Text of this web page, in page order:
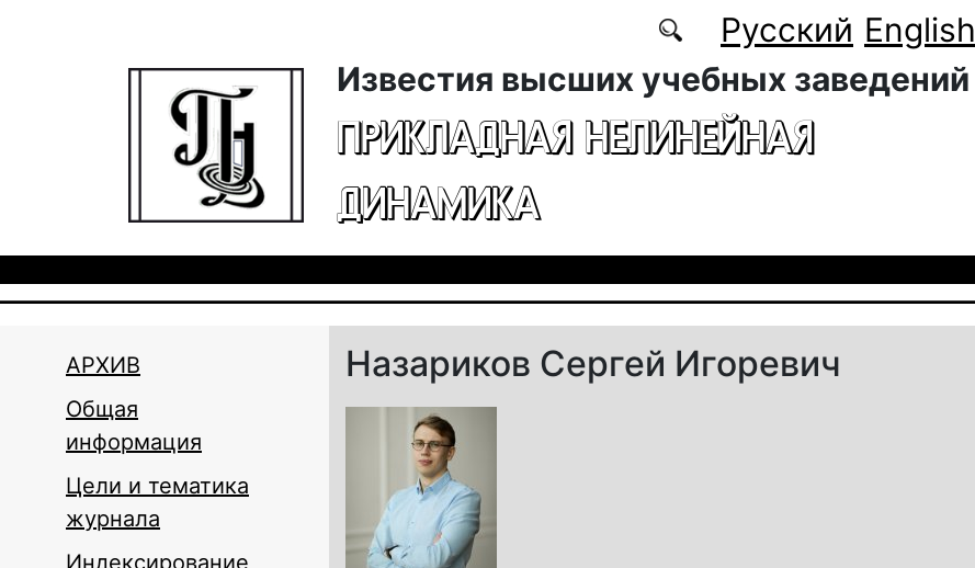
Русский English
Известия высших учебных заведений
ПРИКЛАДНАЯ НЕЛИНЕЙНАЯ
ДИНАМИКА
АРХИВ
Общая
информация
Цели и тематика
журнала
Индексирование
Назариков Сергей Игоревич